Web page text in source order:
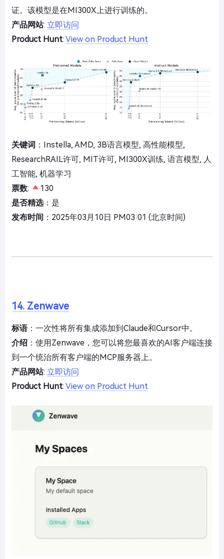
证。该模型是在MI300X上进行训练的。
产品网站: 立即访问
Product Hunt: View on Product Hunt
关键词 ：Instella, AMD, 3B语言模型, 高性能模型,
ResearchRAIL许可, MIT许可, MI300X训练, 语言模型, 人
工智能, 机器学习
票数:
130
是否精选：是
发布时间 ：2025年03月10日 PM03:01 (北京时间)
14. Zenwave
标语：一次性将所有集成添加到Claude和Cursor中。
介绍 ：使用Zenwave，您可以将您最喜欢的AI客户端连接
到一个统治所有客户端的MCP服务器上。
产品网站: 立即访问
Product Hunt: View on Product Hunt